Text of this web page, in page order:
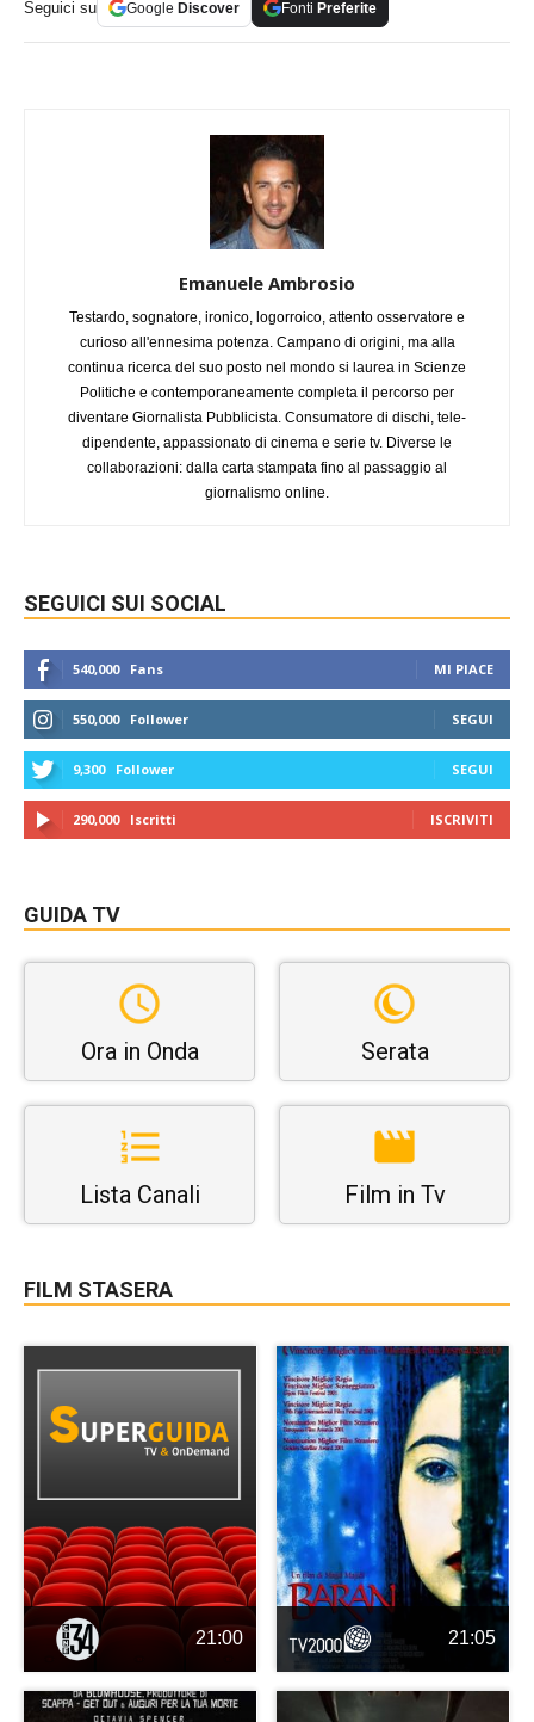
Seguici su Google Discover Fonti Preferite
Emanuele Ambrosio
Testardo, sognatore, ironico, logorroico, attento osservatore e
curioso all'ennesima potenza. Campano di origini, ma alla
continua ricerca del suo posto nel mondo si laurea in Scienze
Politiche e contemporaneamente completa il percorso per
diventare Giornalista Pubblicista. Consumatore di dischi, tele-
dipendente, appassionato di cinema e serie tv. Diverse le
collaborazioni: dalla carta stampata fino al passaggio al
giornalismo online.
SEGUICI SUI SOCIAL
540,000 Fans MI PIACE
550,000 Follower SEGUI
9,300 Follower SEGUI
290,000 Iscritti ISCRIVITI
GUIDA TV
Ora in Onda Serata
Lista Canali Film in Tv
FILM STASERA
21:00 21:05